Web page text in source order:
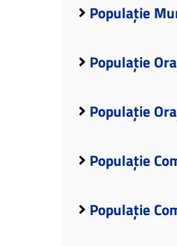
Populație
Populație
Populație
Populație
Populație